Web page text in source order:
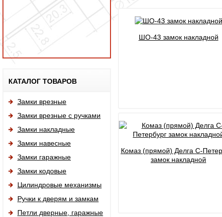
КАТАЛОГ ТОВАРОВ
Замки врезные
Замки врезные с ручками
Замки накладные
Замки навесные
Замки гаражные
Замки кодовые
Цилиндровые механизмы
Ручки к дверям и замкам
Петли дверные, гаражные
ШО-43 замок накладной
Комаз (прямой) Делга С-
замок накладной